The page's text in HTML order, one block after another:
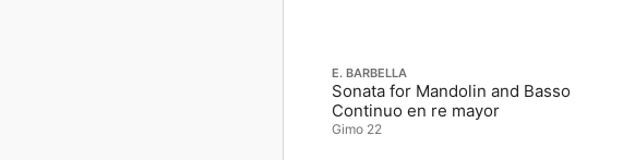
E. BARBELLA
Sonata for Mandolin and Basso
Continuo en re mayor
Gimo 22